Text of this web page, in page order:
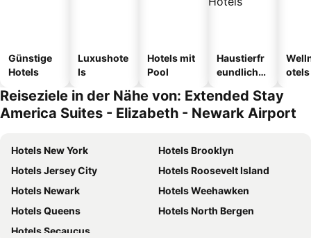
Günstige
Hotels
Luxushote
ls
Hotels mit
Pool
Haustierfr
eundliche
otels
Reiseziele in der Nähe von: Extended Stay
America Suites - Elizabeth - Newark Airport
Hotels New York
Hotels Brooklyn
Hotels Jersey City
Hotels Roosevelt Island
Hotels Newark
Hotels Weehawken
Hotels Queens
Hotels North Bergen
Hotels Secaucus